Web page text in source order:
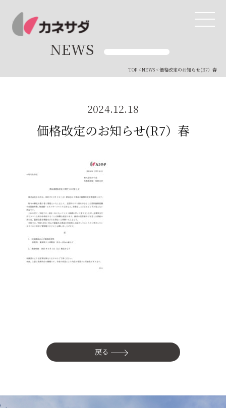
TOP
生産体制
美味しい安心
品質管理
直営店
かね貞の歴史
会社情報
NEWS
TOP<NEWS< 価格改定のお知らせ(R7）春
2024.12.18
価格改定のお知らせ(R7）春
戻る